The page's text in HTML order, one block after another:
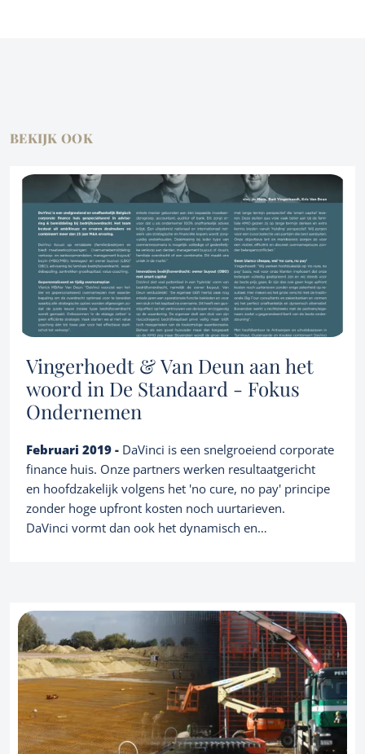
Diensten
Overnamebemiddeling en advies
Familiale opvolging
Owner buyout
Over ons
BEKIJK OOK
Vingerhoedt & Van Deun aan het
woord in De Standaard - Fokus
Ondernemen
Februari 2019 - DaVinci is een snelgroeiend corporate
finance huis. Onze partners werken resultaatgericht
en hoofdzakelijk volgens het 'no cure, no pay' principe
zonder hoge upfront kosten noch uurtarieven.
DaVinci vormt dan ook het dynamisch en